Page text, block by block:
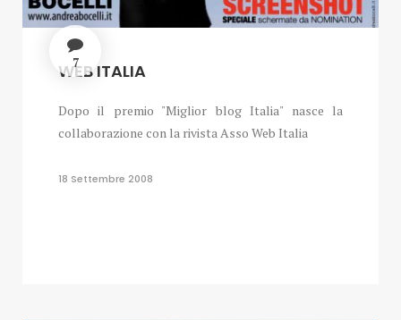
7
WEB ITALIA
Dopo il premio "Miglior blog Italia" nasce la
collaborazione con la rivista Asso Web Italia
18 Settembre 2008